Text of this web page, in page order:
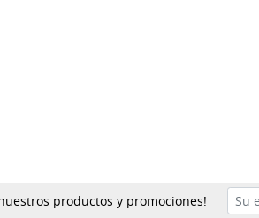
productos y promociones!